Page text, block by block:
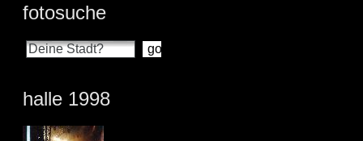
fotosuche
halle 1998